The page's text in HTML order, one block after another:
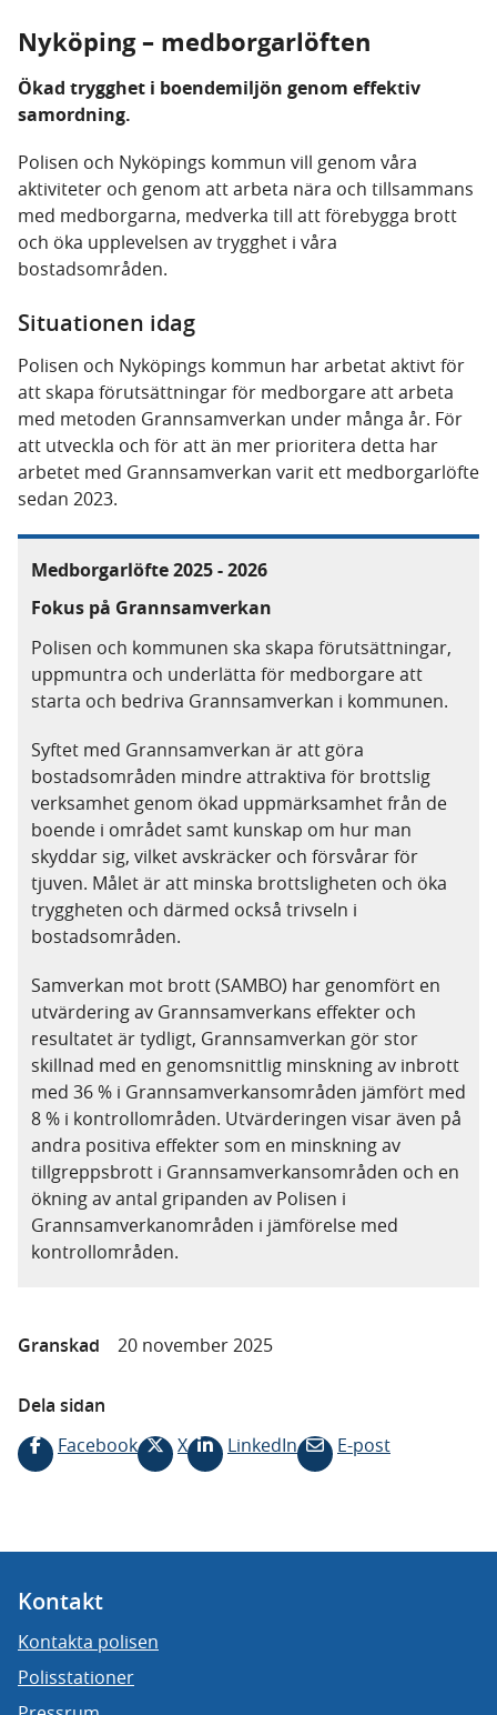
Nyköping – medborgarlöften
Ökad trygghet i boendemiljön genom effektiv
samordning.
Polisen och Nyköpings kommun vill genom våra
aktiviteter och genom att arbeta nära och tillsammans
med medborgarna, medverka till att förebygga brott
och öka upplevelsen av trygghet i våra
bostadsområden.
Situationen idag
Polisen och Nyköpings kommun har arbetat aktivt för
att skapa förutsättningar för medborgare att arbeta
med metoden Grannsamverkan under många år. För
att utveckla och för att än mer prioritera detta har
arbetet med Grannsamverkan varit ett medborgarlöfte
sedan 2023.
Medborgarlöfte 2025 - 2026
Fokus på Grannsamverkan
Polisen och kommunen ska skapa förutsättningar,
uppmuntra och underlätta för medborgare att
starta och bedriva Grannsamverkan i kommunen.
Syftet med Grannsamverkan är att göra
bostadsområden mindre attraktiva för brottslig
verksamhet genom ökad uppmärksamhet från de
boende i området samt kunskap om hur man
skyddar sig, vilket avskräcker och försvårar för
tjuven. Målet är att minska brottsligheten och öka
tryggheten och därmed också trivseln i
bostadsområden.
Samverkan mot brott (SAMBO) har genomfört en
utvärdering av Grannsamverkans effekter och
resultatet är tydligt, Grannsamverkan gör stor
skillnad med en genomsnittlig minskning av inbrott
med 36 % i Grannsamverkansområden jämfört med
8 % i kontrollområden. Utvärderingen visar även på
andra positiva effekter som en minskning av
tillgreppsbrott i Grannsamverkansområden och en
ökning av antal gripanden av Polisen i
Grannsamverkanområden i jämförelse med
kontrollområden.
Granskad 20 november 2025
Dela sidan
Facebook
X LinkedIn E-post
Kontakt
Kontakta polisen
Polisstationer